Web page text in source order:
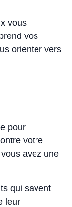
vous
vos
orienter vers
pour
votre
avez une
qui savent
leur